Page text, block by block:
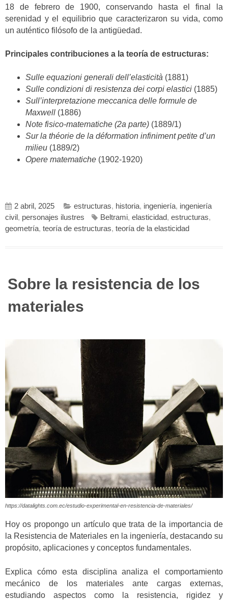
18 de febrero de 1900, conservando hasta el final la
serenidad y el equilibrio que caracterizaron su vida, como
un auténtico filósofo de la antigüedad.
Principales contribuciones a la teoría de estructuras:
Sulle equazioni generali dell’elasticità (1881)
Sulle condizioni di resistenza dei corpi elastici (1885)
Sull’interpretazione meccanica delle formule de
Maxwell (1886)
Note fisico-matematiche (2a parte) (1889/1)
Sur la théorie de la déformation infiniment petite d’un
milieu (1889/2)
Opere matematiche (1902-1920)
2 abril, 2025 estructuras, historia, ingeniería, ingeniería
civil , personajes ilustres Beltrami, elasticidad, estructuras,
geometría, teoría de estructuras, teoría de la elasticidad
Sobre la resistencia de los
materiales
https://datalights.com.ec/estudio-experimental-en-resistencia-de-materiales/
Hoy os propongo un artículo que trata de la importancia de
la Resistencia de Materiales en la ingeniería, destacando su
propósito, aplicaciones y conceptos fundamentales.
Explica cómo esta disciplina analiza el comportamiento
mecánico de los materiales ante cargas externas,
estudiando aspectos como la resistencia, rigidez y